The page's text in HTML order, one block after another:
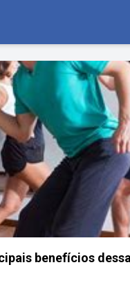
benefícios